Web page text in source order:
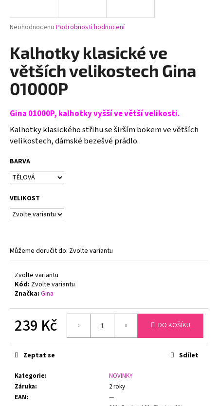
Průměrné
produktu
je
z
5
hvězdiček.
Neohodnoceno Podrobnosti hodnocení
Kalhotky klasické ve
větších velikostech Gina
01000P
Gina 01000P, kalhotky vyšší ve větší velikosti.
Kalhotky klasického střihu se širším bokem ve větších
velikostech, dámské bezešvé prádlo.
BARVA
VELIKOST
Můžeme doručit do: Zvolte variantu
Zvolte variantu
Kód: Zvolte variantu
Značka: Gina
239 Kč
cena:
DO KOŠÍKU
Kategorie:
NOVINKY
Záruka:
2 roky
EAN:
—
Zeptat se Sdílet
j
t
?
HLEDAT
o
p
o
r
u
č
e
m
DÁMSKÝ
ŽUPAN
SE
ŠÁLOVÝM
LÍMCEM
VESTIS
56
360